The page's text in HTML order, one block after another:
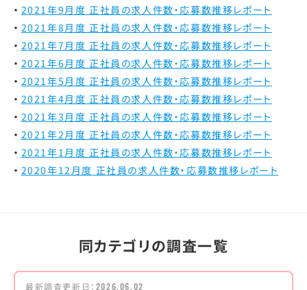
2021年9月度 正社員の求人件数・応募数推移レポート
2021年8月度 正社員の求人件数・応募数推移レポート
2021年7月度 正社員の求人件数・応募数推移レポート
2021年6月度 正社員の求人件数・応募数推移レポート
2021年5月度 正社員の求人件数・応募数推移レポート
2021年4月度 正社員の求人件数・応募数推移レポート
2021年3月度 正社員の求人件数・応募数推移レポート
2021年2月度 正社員の求人件数・応募数推移レポート
2021年1月度 正社員の求人件数・応募数推移レポート
2020年12月度 正社員の求人件数・応募数推移レポート
同カテゴリの調査一覧
最新調査更新日： 2026.06.02